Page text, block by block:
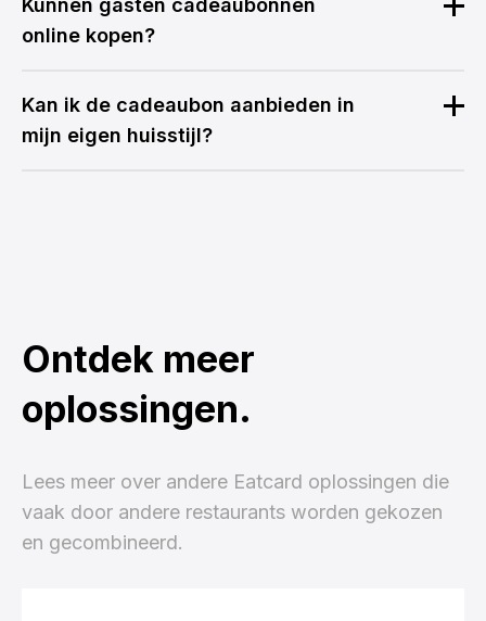
Kunnen gasten cadeaubonnen
online kopen?
Kan ik de cadeaubon aanbieden in
mijn eigen huisstijl?
Ontdek meer
oplossingen.
Lees meer over andere Eatcard oplossingen die
vaak door andere restaurants worden gekozen
en gecombineerd.